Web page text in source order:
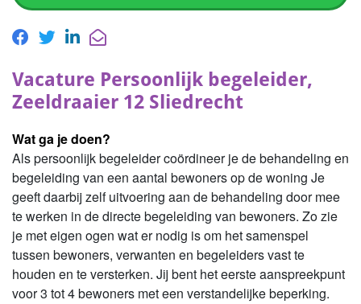
Vacature Persoonlijk begeleider,
Zeeldraaier 12 Sliedrecht
Wat ga je doen?
Als persoonlijk begeleider coördineer je de behandeling en
begeleiding van een aantal bewoners op de woning Je
geeft daarbij zelf uitvoering aan de behandeling door mee
te werken in de directe begeleiding van bewoners. Zo zie
je met eigen ogen wat er nodig is om het samenspel
tussen bewoners, verwanten en begeleiders vast te
houden en te versterken. Jij bent het eerste aanspreekpunt
voor 3 tot 4 bewoners met een verstandelijke beperking.